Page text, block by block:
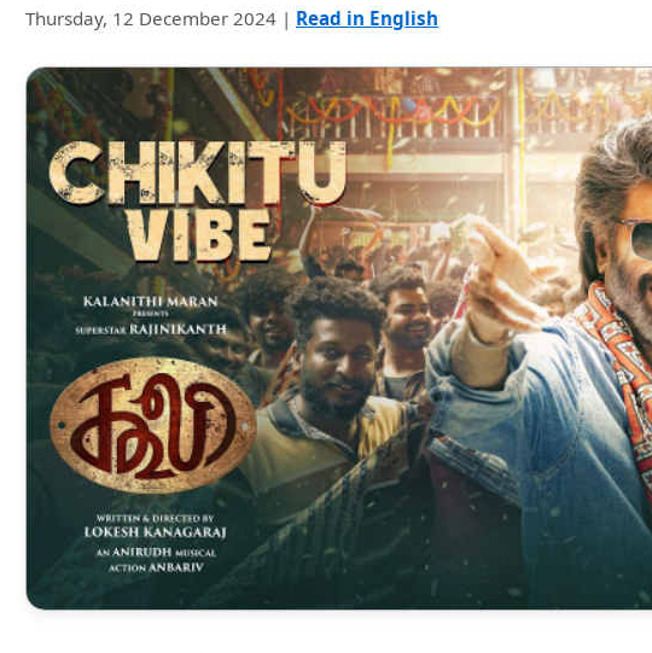
Thursday, 12 December 2024 | Read in English